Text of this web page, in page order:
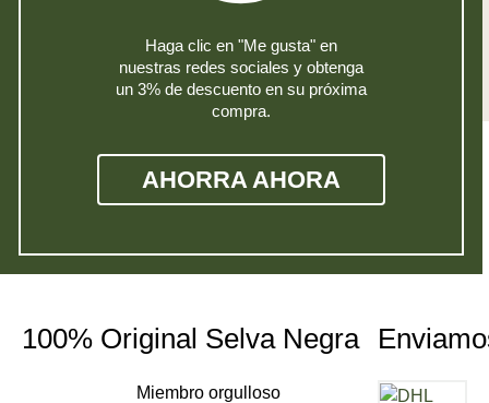
Haga clic en "Me gusta" en
nuestras redes sociales y obtenga
un 3% de descuento en su próxima
compra.
AHORRA AHORA
100% Original Selva Negra
Miembro orgulloso